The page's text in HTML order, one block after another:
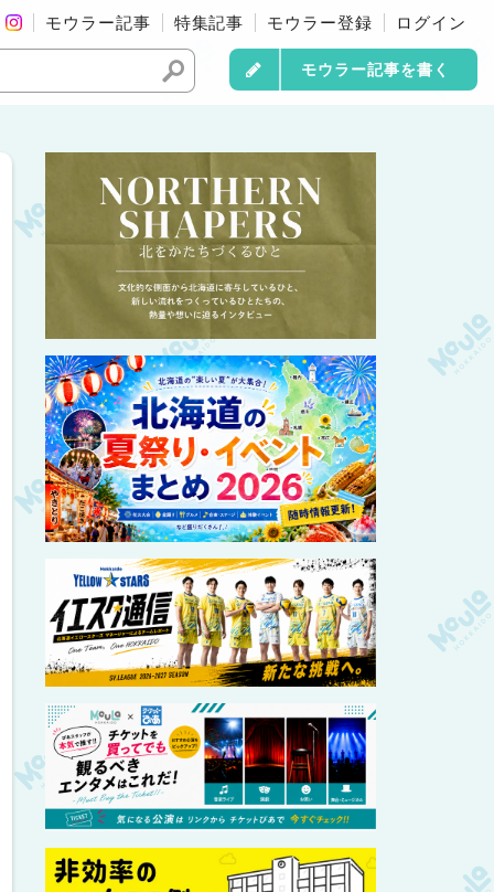
モウラー記事 特集記事 モウラー登録 ログイン
モウラー記事を書く